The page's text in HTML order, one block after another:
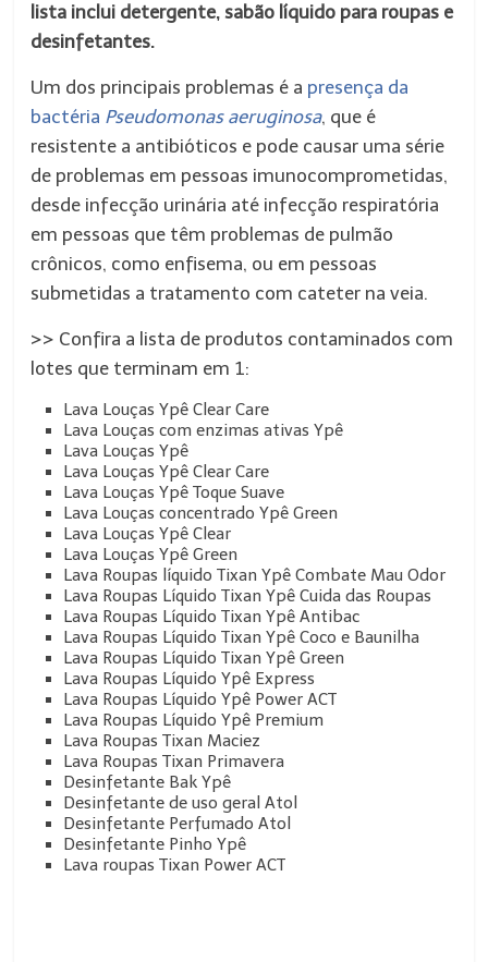
lista inclui detergente, sabão líquido para roupas e
desinfetantes.
Um dos principais problemas é a presença da
bactéria Pseudomonas aeruginosa, que é
resistente a antibióticos e pode causar uma série
de problemas em pessoas imunocomprometidas,
desde infecção urinária até infecção respiratória
em pessoas que têm problemas de pulmão
crônicos, como enfisema, ou em pessoas
submetidas a tratamento com cateter na veia.
>> Confira a lista de produtos contaminados com
lotes que terminam em 1:
Lava Louças Ypê Clear Care
Lava Louças com enzimas ativas Ypê
Lava Louças Ypê
Lava Louças Ypê Clear Care
Lava Louças Ypê Toque Suave
Lava Louças concentrado Ypê Green
Lava Louças Ypê Clear
Lava Louças Ypê Green
Lava Roupas líquido Tixan Ypê Combate Mau Odor
Lava Roupas Líquido Tixan Ypê Cuida das Roupas
Lava Roupas Líquido Tixan Ypê Antibac
Lava Roupas Líquido Tixan Ypê Coco e Baunilha
Lava Roupas Líquido Tixan Ypê Green
Lava Roupas Líquido Ypê Express
Lava Roupas Líquido Ypê Power ACT
Lava Roupas Líquido Ypê Premium
Lava Roupas Tixan Maciez
Lava Roupas Tixan Primavera
Desinfetante Bak Ypê
Desinfetante de uso geral Atol
Desinfetante Perfumado Atol
Desinfetante Pinho Ypê
Lava roupas Tixan Power ACT